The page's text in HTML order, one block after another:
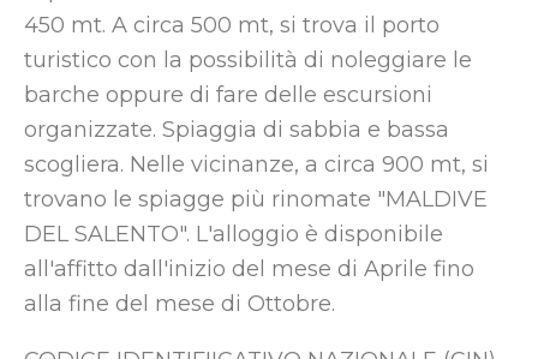
450 mt. A circa 500 mt, si trova il porto
turistico con la possibilità di noleggiare le
barche oppure di fare delle escursioni
organizzate. Spiaggia di sabbia e bassa
scogliera. Nelle vicinanze, a circa 900 mt, si
trovano le spiagge più rinomate "MALDIVE
DEL SALENTO". L'alloggio è disponibile
all'affitto dall'inizio del mese di Aprile fino
alla fine del mese di Ottobre.